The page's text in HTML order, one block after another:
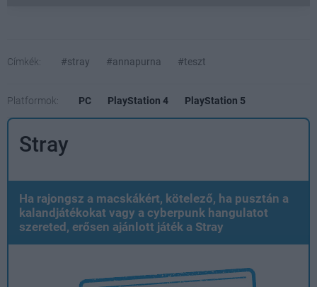
Címkék: #stray #annapurna #teszt
Platformok: PC PlayStation 4 PlayStation 5
Stray
Ha rajongsz a macskákért, kötelező, ha pusztán a
kalandjátékokat vagy a cyberpunk hangulatot
szereted, erősen ajánlott játék a Stray